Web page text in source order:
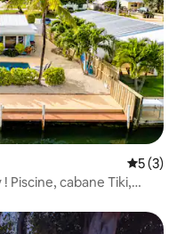
5 (3)
Piscine, cabane Tiki,